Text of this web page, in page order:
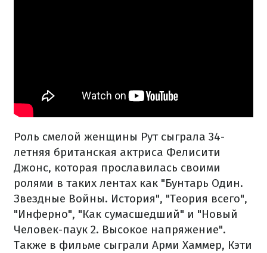
Роль смелой женщины Рут сыграла 34-
летняя британская актриса Фелисити
Джонс, которая прославилась своими
ролями в таких лентах как "Бунтарь Один.
Звездные Войны. История", "Теория всего",
"Инферно", "Как сумасшедший" и "Новый
Человек-паук 2. Высокое напряжение".
Также в фильме сыграли Арми Хаммер, Кэти